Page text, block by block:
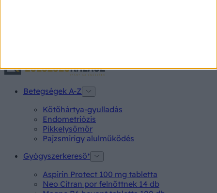
Betegségek A-Z
Kötőhártya-gyulladás
Endometriózis
Pikkelysömör
Pajzsmirigy alulműködés
Gyógyszerkereső*
Aspirin Protect 100 mg tabletta
Neo Citran por felnőttnek 14 db